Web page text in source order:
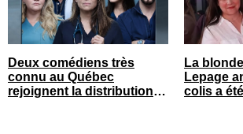
Deux comédiens très
connu au Québec
rejoignent la distribution
La
Lepage
colis a